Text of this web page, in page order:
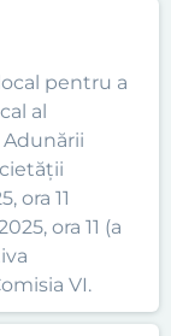
pentru a
al
ora 11
ora 11 (a
VI.